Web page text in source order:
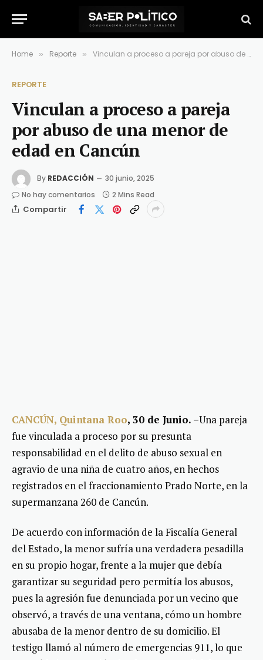
Home » Reporte » Vinculan a proceso a pareja por abuso de una menor de edad en Cancún
REPORTE
Vinculan a proceso a pareja
por abuso de una menor de
edad en Cancún
By REDACCIÓN
30 junio, 2025
No hay comentarios
2 Mins Read
Compartir
CANCÚN, Quintana Roo, 30 de Junio. –Una pareja
fue vinculada a proceso por su presunta
responsabilidad en el delito de abuso sexual en
agravio de una niña de cuatro años, en hechos
registrados en el fraccionamiento Prado Norte, en la
supermanzana 260 de Cancún.
De acuerdo con información de la Fiscalía General
del Estado, la menor sufría una verdadera pesadilla
en su propio hogar, frente a la mujer que debía
garantizar su seguridad pero permitía los abusos,
pues la agresión fue denunciada por un vecino que
observó, a través de una ventana, cómo un hombre
abusaba de la menor dentro de su domicilio. El
testigo llamó al número de emergencias 911, lo que